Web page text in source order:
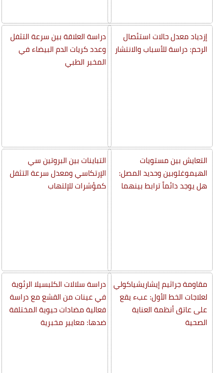
إزدياد معدل حالات استئصال
الرحم: دراسة للأسباب والانتشار
التعايش بين مستويات
الهيموغلوبين وحديد المصل:
هل يوجد دائماً ترابط بينهما
مقاومة جراثيم إيشاريشياكولي
لعلاجات الخط الأول: عبء يقع
على عاتق أنظمة العناية
الصحية
دراسة العلاقة بين سرعة التثفل
وعدد كريات الدم البيضاء في
المخبر الطبي
التباينات بين البروتين سي
الإرتكاسي ومعدل سرعة التثفل
كمؤشرات للإلتهاب
دراسة سلالات الكلبسيلا الرئوية
في عينات من القشع مع دراسة
فعالية مضادات حيوية المختلفة
ضدها: معايير مخبرية